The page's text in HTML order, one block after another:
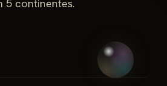
5 continentes.